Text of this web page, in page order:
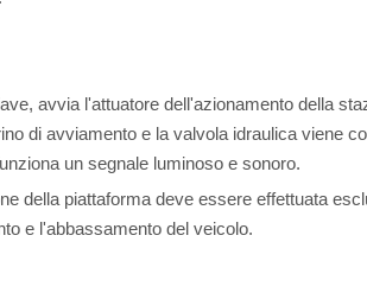
avvia l'attuatore dell'azionamento della
di avviamento e la valvola idraulica viene
un segnale luminoso e sonoro.
della piattaforma deve essere effettuata
e l'abbassamento del veicolo.